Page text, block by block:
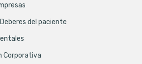
del paciente
Corporativa